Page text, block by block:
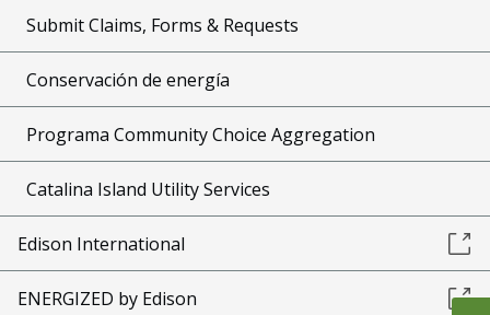
Submit Claims, Forms & Requests
Conservación de energía
Programa Community Choice Aggregation
Catalina Island Utility Services
Edison International
ENERGIZED by Edison